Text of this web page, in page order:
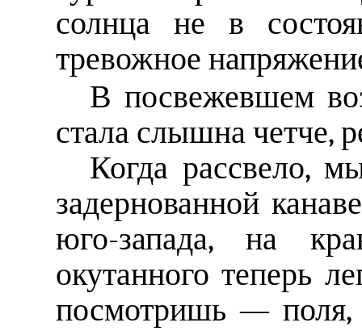
солнца не в
тревожное
В посвежевшем
стала слышна четче,
Когда рассвело,
задернованной
юго-запада, на
окутанного теперь
посмотришь — поля,